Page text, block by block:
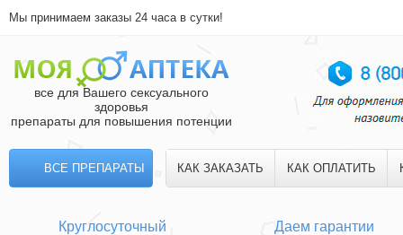
Мы принимаем заказы 24 часа в сутки!
все для Вашего сексуального
здоровья
препараты для повышения потенции
ВСЕ ПРЕПАРАТЫ КАК ЗАКАЗАТЬ КАК ОПЛАТИТЬ
Круглосуточный Даем гарантии